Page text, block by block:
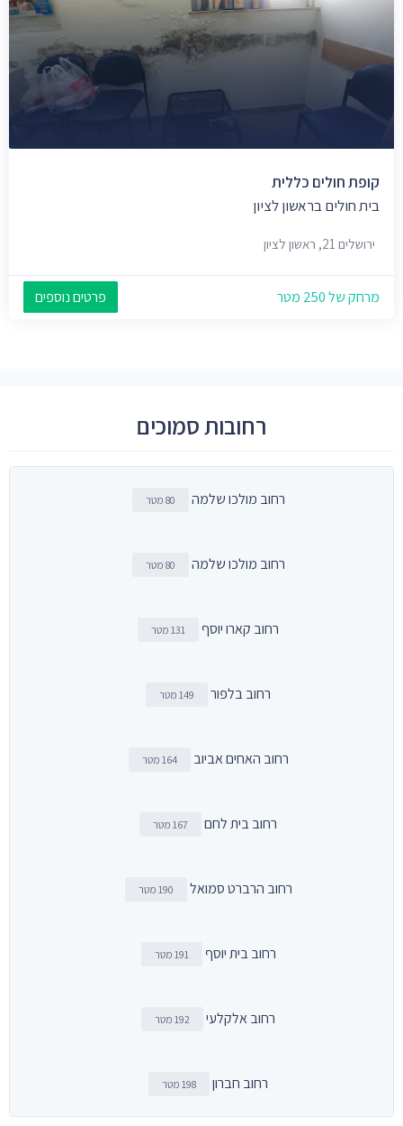
קופת חולים כללית
בית חולים בראשון לציון
ירושלים 21, ראשון לציון
מרחק של 250 מטר פרטים נוספים
רחובות סמוכים
רחוב מולכו שלמה 80 מטר
רחוב מולכו שלמה 80 מטר
רחוב קארו יוסף 131 מטר
רחוב בלפור 149 מטר
רחוב האחים אביוב 164 מטר
רחוב בית לחם 167 מטר
רחוב הרברט סמואל 190 מטר
רחוב בית יוסף 191 מטר
רחוב אלקלעי 192 מטר
רחוב חברון 198 מטר